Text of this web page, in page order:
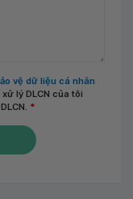
vệ dữ liệu cá nhân
lý DLCN của tôi
*